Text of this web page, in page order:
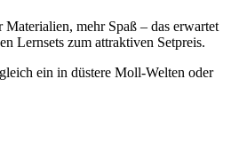
mehr Spaß – das erwartet
Lernsets zum attraktiven Setpreis.
ein in düstere Moll-Welten oder